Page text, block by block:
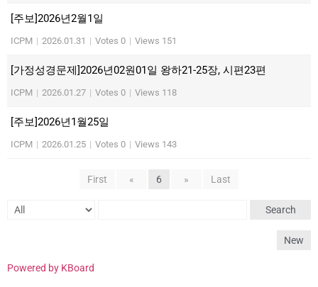
[주보]2026년2월1일
ICPM | 2026.01.31 | Votes 0 | Views 151
[가정성경문제]2026년02원01일 왕하21-25장, 시편23편
ICPM | 2026.01.27 | Votes 0 | Views 118
[주보]2026년1월25일
ICPM | 2026.01.25 | Votes 0 | Views 143
First « 6 » Last
Search
New
Powered by KBoard